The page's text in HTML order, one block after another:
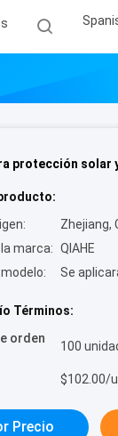
protección solar
Zhejiang,
marca: QIAHE
Se
Términos:
orden
100
$102.00/
Precio